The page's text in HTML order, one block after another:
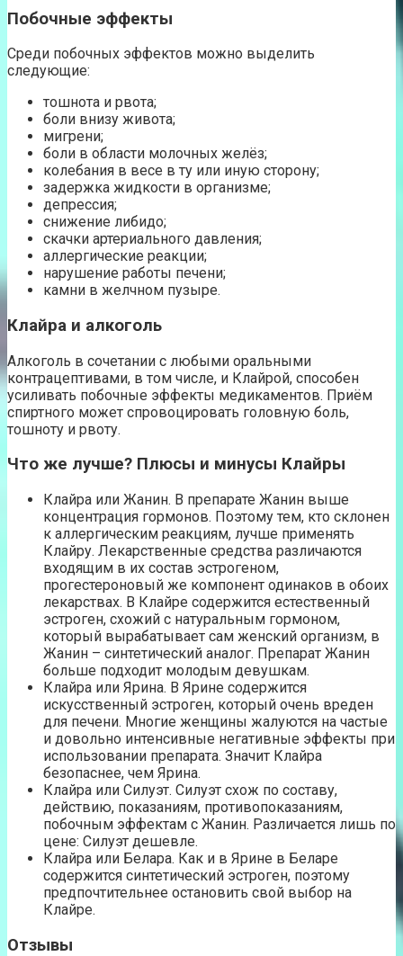
Побочные эффекты
Среди побочных эффектов можно выделить
следующие:
тошнота и рвота;
боли внизу живота;
мигрени;
боли в области молочных желёз;
колебания в весе в ту или иную сторону;
задержка жидкости в организме;
депрессия;
снижение либидо;
скачки артериального давления;
аллергические реакции;
нарушение работы печени;
камни в желчном пузыре.
Клайра и алкоголь
Алкоголь в сочетании с любыми оральными
контрацептивами, в том числе, и Клайрой, способен
усиливать побочные эффекты медикаментов. Приём
спиртного может спровоцировать головную боль,
тошноту и рвоту.
Что же лучше? Плюсы и минусы Клайры
Клайра или Жанин. В препарате Жанин выше
концентрация гормонов. Поэтому тем, кто склонен
к аллергическим реакциям, лучше применять
Клайру. Лекарственные средства различаются
входящим в их состав эстрогеном,
прогестероновый же компонент одинаков в обоих
лекарствах. В Клайре содержится естественный
эстроген, схожий с натуральным гормоном,
который вырабатывает сам женский организм, в
Жанин – синтетический аналог. Препарат Жанин
больше подходит молодым девушкам.
Клайра или Ярина. В Ярине содержится
искусственный эстроген, который очень вреден
для печени. Многие женщины жалуются на частые
и довольно интенсивные негативные эффекты при
использовании препарата. Значит Клайра
безопаснее, чем Ярина.
Клайра или Силуэт. Силуэт схож по составу,
действию, показаниям, противопоказаниям,
побочным эффектам с Жанин. Различается лишь по
цене: Силуэт дешевле.
Клайра или Белара. Как и в Ярине в Беларе
содержится синтетический эстроген, поэтому
предпочтительнее остановить свой выбор на
Клайре.
Отзывы